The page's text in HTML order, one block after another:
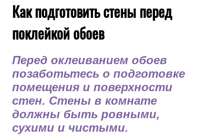
Как подготовить стены перед
поклейкой обоев
Перед оклеиванием обоев
позаботьтесь о подготовке
помещения и поверхности
стен. Стены в комнате
должны быть ровными,
сухими и чистыми.